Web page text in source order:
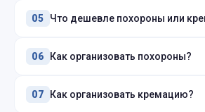
05 Что дешевле похороны или
06 Как организовать похороны?
07 Как организовать кремацию?